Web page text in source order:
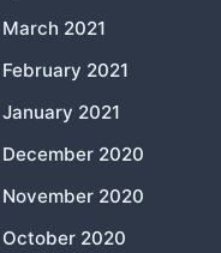
March 2021
February 2021
January 2021
December 2020
November 2020
October 2020